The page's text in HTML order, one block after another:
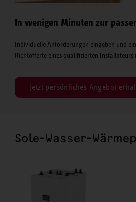
In wenigen Minuten zur
Individuelle Anforderungen eingeben und
Richtofferte eines qualifizierten Installateurs
Jetzt persönliches Angebot
Sole-Wasser-